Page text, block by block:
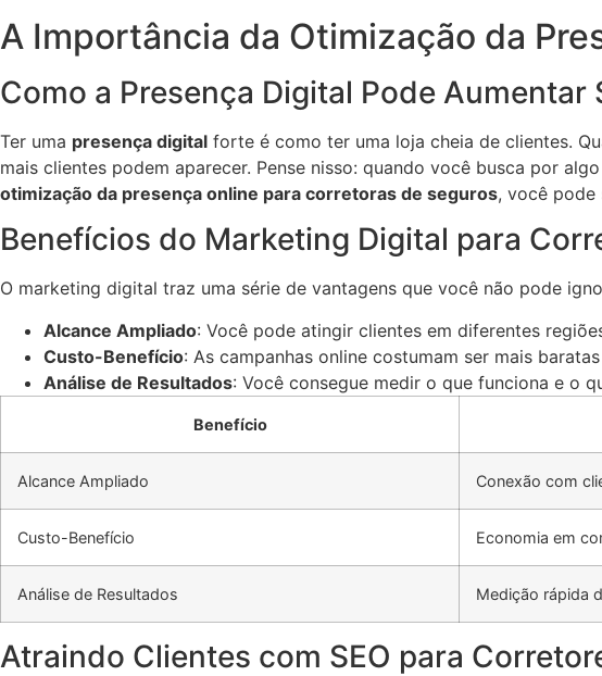
A Importância da Otimização da
Como a Presença Digital Pode Aumentar
Ter uma presença digital forte é como ter uma loja cheia de clientes.
mais clientes podem aparecer. Pense nisso: quando você busca por
otimização da presença online para corretoras de seguros, você pode
Benefícios do Marketing Digital para
O marketing digital traz uma série de vantagens que você não pode
Alcance Ampliado: Você pode atingir clientes em diferentes
Custo-Benefício: As campanhas online costumam ser mais
Análise de Resultados: Você consegue medir o que funciona e o
Benefício
Alcance Ampliado Conexão com
Custo-Benefício Economia em
Análise de Resultados Medição rápida
Atraindo Clientes com SEO para